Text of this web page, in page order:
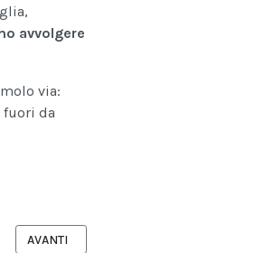
avvolgere
via:
fuori da
ANTICO
ARTICOLO SUCCESSIVO: CONVERSANO -
AVANTI